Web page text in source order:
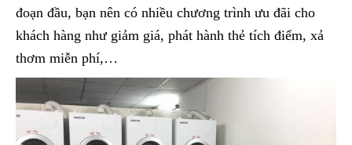
đoạn đầu, bạn nên có nhiều chương trình ưu đãi cho
khách hàng như giảm giá, phát hành thẻ tích điểm, xả
thơm miễn phí,…